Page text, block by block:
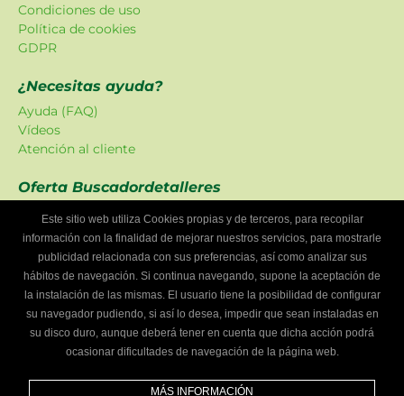
Condiciones de uso
Política de cookies
GDPR
¿Necesitas ayuda?
Ayuda (FAQ)
Vídeos
Atención al cliente
Oferta Buscadordetalleres
Las promociones han sido creadas en exclusiva para
nuestra plataforma.
¿Eres un taller mecánico?
Escríbenos y te informaremos cómo formar parte de
Buscador de talleres.
Infórmate
Síguenos
Este sitio web utiliza Cookies propias y de terceros, para recopilar
información con la finalidad de mejorar nuestros servicios, para mostrarle
publicidad relacionada con sus preferencias, así como analizar sus
hábitos de navegación. Si continua navegando, supone la aceptación de
la instalación de las mismas. El usuario tiene la posibilidad de configurar
su navegador pudiendo, si así lo desea, impedir que sean instaladas en
su disco duro, aunque deberá tener en cuenta que dicha acción podrá
ocasionar dificultades de navegación de la página web.
MÁS INFORMACIÓN